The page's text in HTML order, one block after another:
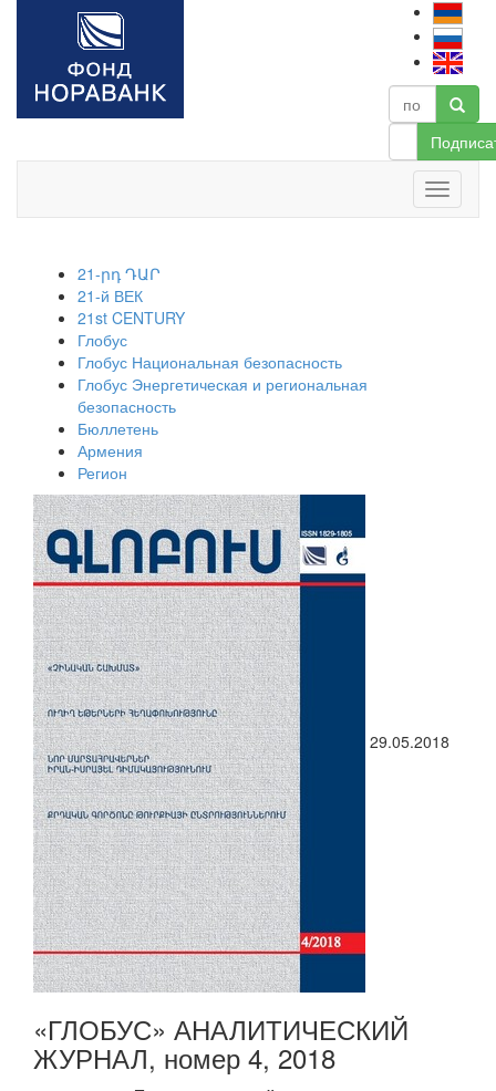
21-րդ ԴԱՐ
21-й ВЕК
21st CENTURY
Глобус
Глобус Национальная безопасность
Глобус Энергетическая и региональная
безопасность
Бюллетень
Армения
Регион
29.05.2018
«ГЛОБУС» АНАЛИТИЧЕСКИЙ
ЖУРНАЛ, номер 4, 2018